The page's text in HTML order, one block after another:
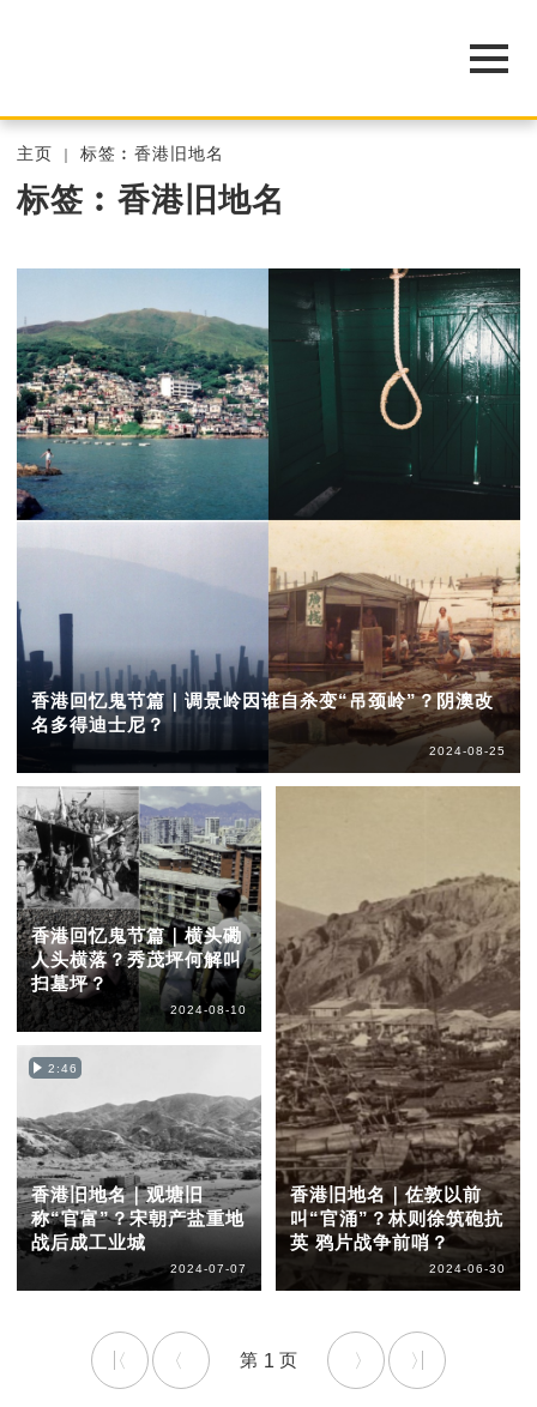
主页 标签︰香港旧地名
标签︰香港旧地名
香港回忆鬼节篇｜调景岭因谁自杀变“吊颈岭”？阴澳改
名多得迪士尼？
2024-08-25
香港回忆鬼节篇｜横头磡
人头横落？秀茂坪何解叫
扫墓坪？
2024-08-10
2:46
香港旧地名｜观塘旧
称“官富”？宋朝产盐重地
战后成工业城
2024-07-07
香港旧地名｜佐敦以前
叫“官涌”？林则徐筑砲抗
英 鸦片战争前哨？
2024-06-30
1